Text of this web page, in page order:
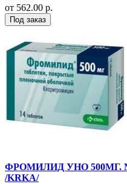
от 562.00 р.
Под заказ
ФРОМИЛИД УНО 500МГ.
/KRKA/